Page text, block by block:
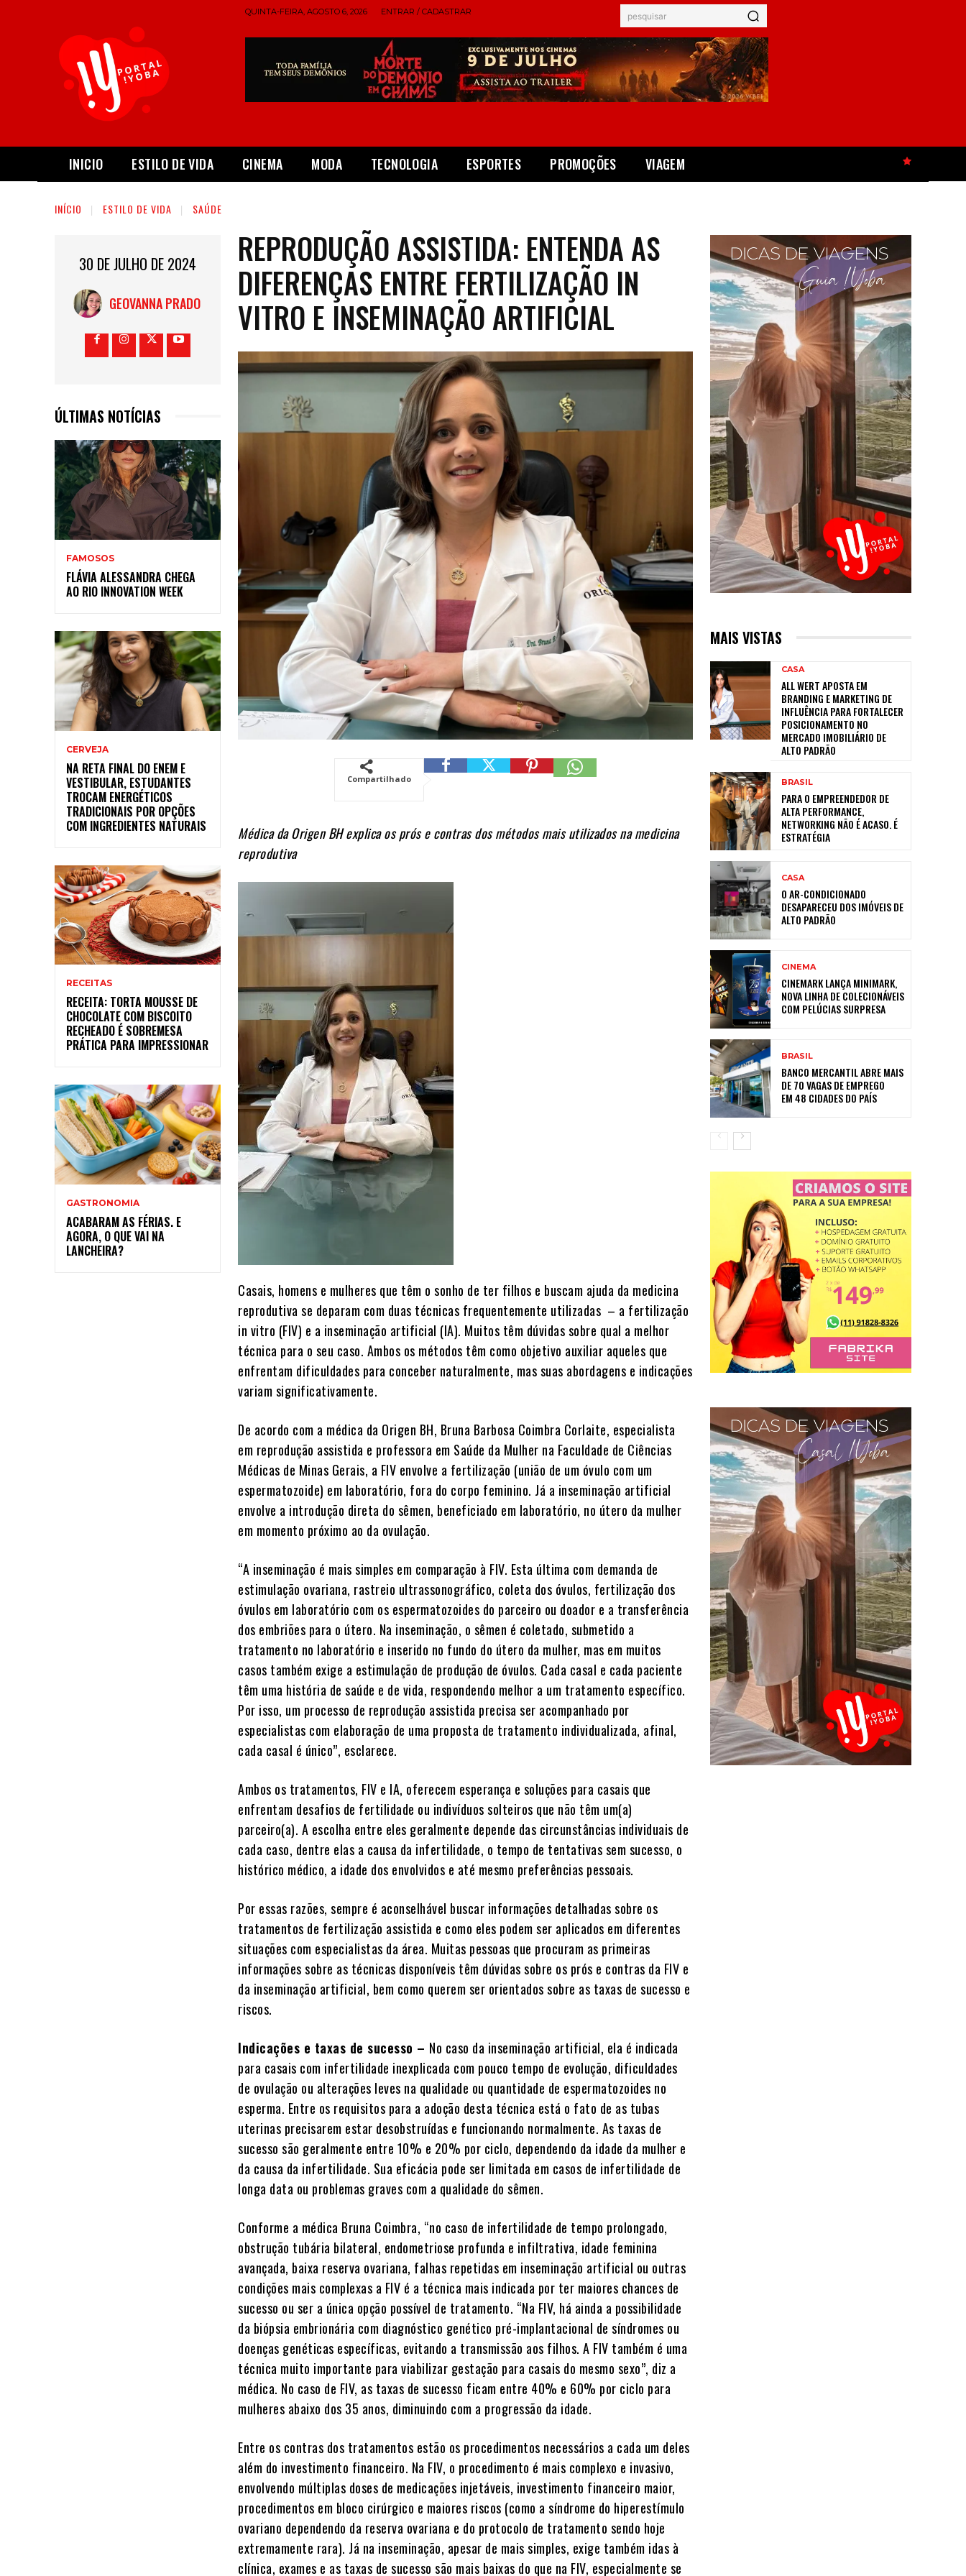
QUINTA-FEIRA, AGOSTO 6, 2026 ENTRAR / CADASTRAR pesquisar
INICIO ESTILO DE VIDA CINEMA MODA TECNOLOGIA ESPORTES PROMOÇÕES VIAGEM
INÍCIO ESTILO DE VIDA SAÚDE
30 DE JULHO DE 2024
GEOVANNA PRADO
ÚLTIMAS NOTÍCIAS
FAMOSOS
FLÁVIA ALESSANDRA CHEGA
AO RIO INNOVATION WEEK
CERVEJA
NA RETA FINAL DO ENEM E
VESTIBULAR, ESTUDANTES
TROCAM ENERGÉTICOS
TRADICIONAIS POR OPÇÕES
COM INGREDIENTES NATURAIS
RECEITAS
RECEITA: TORTA MOUSSE DE
CHOCOLATE COM BISCOITO
RECHEADO É SOBREMESA
PRÁTICA PARA IMPRESSIONAR
GASTRONOMIA
ACABARAM AS FÉRIAS. E
AGORA, O QUE VAI NA
LANCHEIRA?
REPRODUÇÃO ASSISTIDA: ENTENDA AS
DIFERENÇAS ENTRE FERTILIZAÇÃO IN
VITRO E INSEMINAÇÃO ARTIFICIAL
Compartilhado
Médica da Origen BH explica os prós e contras dos métodos mais utilizados na medicina
reprodutiva
Casais, homens e mulheres que têm o sonho de ter filhos e buscam ajuda da medicina
reprodutiva se deparam com duas técnicas frequentemente utilizadas – a fertilização
in vitro (FIV) e a inseminação artificial (IA). Muitos têm dúvidas sobre qual a melhor
técnica para o seu caso. Ambos os métodos têm como objetivo auxiliar aqueles que
enfrentam dificuldades para conceber naturalmente, mas suas abordagens e indicações
variam significativamente.
De acordo com a médica da Origen BH, Bruna Barbosa Coimbra Corlaite, especialista
em reprodução assistida e professora em Saúde da Mulher na Faculdade de Ciências
Médicas de Minas Gerais, a FIV envolve a fertilização (união de um óvulo com um
espermatozoide) em laboratório, fora do corpo feminino. Já a inseminação artificial
envolve a introdução direta do sêmen, beneficiado em laboratório, no útero da mulher
em momento próximo ao da ovulação.
“A inseminação é mais simples em comparação à FIV. Esta última com demanda de
estimulação ovariana, rastreio ultrassonográfico, coleta dos óvulos, fertilização dos
óvulos em laboratório com os espermatozoides do parceiro ou doador e a transferência
dos embriões para o útero. Na inseminação, o sêmen é coletado, submetido a
tratamento no laboratório e inserido no fundo do útero da mulher, mas em muitos
casos também exige a estimulação de produção de óvulos. Cada casal e cada paciente
têm uma história de saúde e de vida, respondendo melhor a um tratamento específico.
Por isso, um processo de reprodução assistida precisa ser acompanhado por
especialistas com elaboração de uma proposta de tratamento individualizada, afinal,
cada casal é único”, esclarece.
Ambos os tratamentos, FIV e IA, oferecem esperança e soluções para casais que
enfrentam desafios de fertilidade ou indivíduos solteiros que não têm um(a)
parceiro(a). A escolha entre eles geralmente depende das circunstâncias individuais de
cada caso, dentre elas a causa da infertilidade, o tempo de tentativas sem sucesso, o
histórico médico, a idade dos envolvidos e até mesmo preferências pessoais.
Por essas razões, sempre é aconselhável buscar informações detalhadas sobre os
tratamentos de fertilização assistida e como eles podem ser aplicados em diferentes
situações com especialistas da área. Muitas pessoas que procuram as primeiras
informações sobre as técnicas disponíveis têm dúvidas sobre os prós e contras da FIV e
da inseminação artificial, bem como querem ser orientados sobre as taxas de sucesso e
riscos.
Indicações e taxas de sucesso – No caso da inseminação artificial, ela é indicada
para casais com infertilidade inexplicada com pouco tempo de evolução, dificuldades
de ovulação ou alterações leves na qualidade ou quantidade de espermatozoides no
esperma. Entre os requisitos para a adoção desta técnica está o fato de as tubas
uterinas precisarem estar desobstruídas e funcionando normalmente. As taxas de
sucesso são geralmente entre 10% e 20% por ciclo, dependendo da idade da mulher e
da causa da infertilidade. Sua eficácia pode ser limitada em casos de infertilidade de
longa data ou problemas graves com a qualidade do sêmen.
Conforme a médica Bruna Coimbra, “no caso de infertilidade de tempo prolongado,
obstrução tubária bilateral, endometriose profunda e infiltrativa, idade feminina
avançada, baixa reserva ovariana, falhas repetidas em inseminação artificial ou outras
condições mais complexas a FIV é a técnica mais indicada por ter maiores chances de
sucesso ou ser a única opção possível de tratamento. “Na FIV, há ainda a possibilidade
da biópsia embrionária com diagnóstico genético pré-implantacional de síndromes ou
doenças genéticas específicas, evitando a transmissão aos filhos. A FIV também é uma
técnica muito importante para viabilizar gestação para casais do mesmo sexo”, diz a
médica. No caso de FIV, as taxas de sucesso ficam entre 40% e 60% por ciclo para
mulheres abaixo dos 35 anos, diminuindo com a progressão da idade.
Entre os contras dos tratamentos estão os procedimentos necessários a cada um deles
além do investimento financeiro. Na FIV, o procedimento é mais complexo e invasivo,
envolvendo múltiplas doses de medicações injetáveis, investimento financeiro maior,
procedimentos em bloco cirúrgico e maiores riscos (como a síndrome do hiperestímulo
ovariano dependendo da reserva ovariana e do protocolo de tratamento sendo hoje
extremamente rara). Já na inseminação, apesar de mais simples, exige também idas à
clínica, exames e as taxas de sucesso são mais baixas do que na FIV, especialmente se
MAIS VISTAS
CASA
ALL WERT APOSTA EM
BRANDING E MARKETING DE
INFLUÊNCIA PARA FORTALECER
POSICIONAMENTO NO
MERCADO IMOBILIÁRIO DE
ALTO PADRÃO
BRASIL
PARA O EMPREENDEDOR DE
ALTA PERFORMANCE,
NETWORKING NÃO É ACASO. É
ESTRATÉGIA
CASA
O AR-CONDICIONADO
DESAPARECEU DOS IMÓVEIS DE
ALTO PADRÃO
CINEMA
CINEMARK LANÇA MINIMARK,
NOVA LINHA DE COLECIONÁVEIS
COM PELÚCIAS SURPRESA
BRASIL
BANCO MERCANTIL ABRE MAIS
DE 70 VAGAS DE EMPREGO
EM 48 CIDADES DO PAÍS